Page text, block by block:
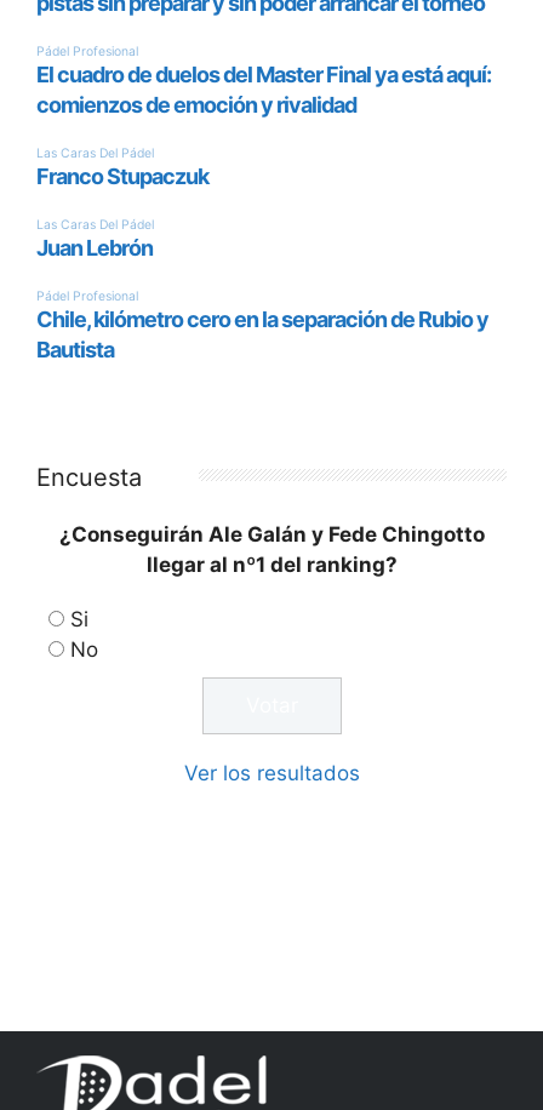
Encuesta
¿Conseguirán Ale Galán y Fede Chingotto
llegar al nº1 del ranking?
Si
No
Ver los resultados